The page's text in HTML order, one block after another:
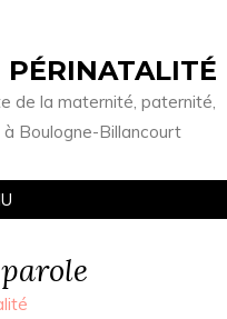
PÉRINATALITÉ
de la maternité, paternité,
Boulogne-Billancourt